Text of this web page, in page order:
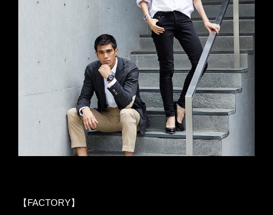
【FACTORY】